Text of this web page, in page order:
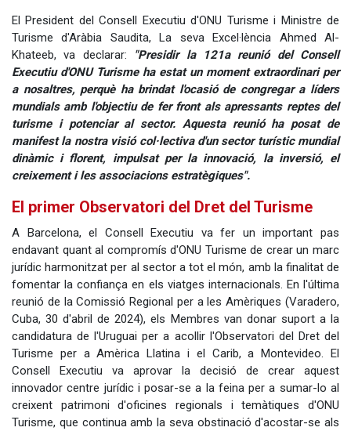
El President del Consell Executiu d'ONU Turisme i Ministre de
Turisme d'Aràbia Saudita, La seva Excel·lència Ahmed Al-
Khateeb, va declarar:
"Presidir la 121a reunió del Consell
Executiu d'ONU Turisme ha estat un moment extraordinari per
a nosaltres, perquè ha brindat l'ocasió de congregar a líders
mundials amb l'objectiu de fer front als apressants reptes del
turisme i potenciar al sector. Aquesta reunió ha posat de
manifest la nostra visió col·lectiva d'un sector turístic mundial
dinàmic i florent, impulsat per la innovació, la inversió, el
creixement i les associacions estratègiques".
El primer Observatori del Dret del Turisme
A Barcelona, el Consell Executiu va fer un important pas
endavant quant al compromís d'ONU Turisme de crear un marc
jurídic harmonitzat per al sector a tot el món, amb la finalitat de
fomentar la confiança en els viatges internacionals. En l'última
reunió de la Comissió Regional per a les Amèriques (Varadero,
Cuba, 30 d'abril de 2024), els Membres van donar suport a la
candidatura de l'Uruguai per a acollir l'Observatori del Dret del
Turisme per a Amèrica Llatina i el Carib, a Montevideo. El
Consell Executiu va aprovar la decisió de crear aquest
innovador centre jurídic i posar-se a la feina per a sumar-lo al
creixent patrimoni d'oficines regionals i temàtiques d'ONU
Turisme, que continua amb la seva obstinació d'acostar-se als